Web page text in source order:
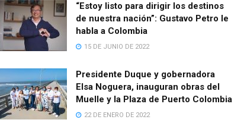
“Estoy listo para dirigir los destinos
de nuestra nación”: Gustavo Petro le
habla a Colombia
15 DE JUNIO DE 2022
Presidente Duque y gobernadora
Elsa Noguera, inauguran obras del
Muelle y la Plaza de Puerto Colombia
22 DE ENERO DE 2022